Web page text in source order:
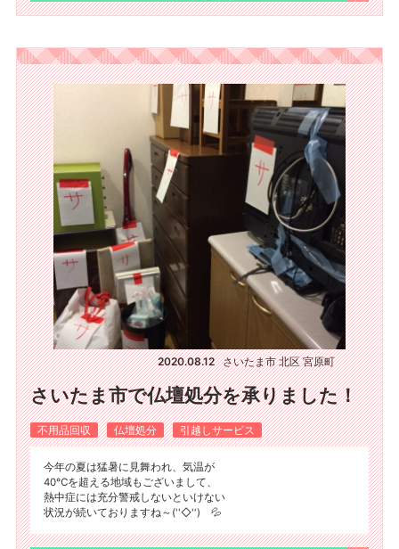
2020.08.12 さいたま市 北区 宮原町
さいたま市で仏壇処分を承りました！
不用品回収 仏壇処分 引越しサービス
今年の夏は猛暑に見舞われ、気温が
40℃を超える地域もございまして、
熱中症には充分警戒しないといけない
状況が続いておりますね～(''◇'')ゞ💦